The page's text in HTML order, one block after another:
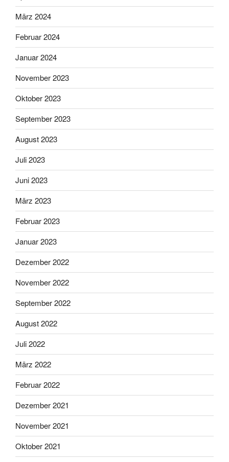
März 2024
Februar 2024
Januar 2024
November 2023
Oktober 2023
September 2023
August 2023
Juli 2023
Juni 2023
März 2023
Februar 2023
Januar 2023
Dezember 2022
November 2022
September 2022
August 2022
Juli 2022
März 2022
Februar 2022
Dezember 2021
November 2021
Oktober 2021